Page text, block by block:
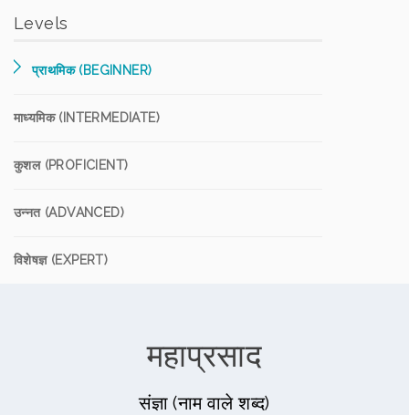
Levels
प्राथमिक (BEGINNER)
माध्यमिक (INTERMEDIATE)
कुशल (PROFICIENT)
उन्नत (ADVANCED)
विशेषज्ञ (EXPERT)
महाप्रसाद
संज्ञा (नाम वाले शब्द)